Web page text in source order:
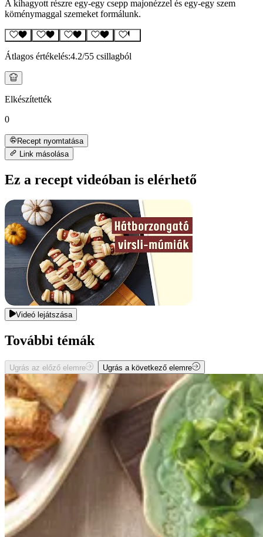
A kihagyott részre egy-egy csepp majonézzel és egy-egy szem
köménymaggal szemeket formálunk.
Átlagos értékelés:4.2/55 csillagból
Elkészítették
0
Recept nyomtatása
Link másolása
Ez a recept videóban is elérhető
Videó lejátszása
További témák
Ugrás az előző elemre Ugrás a következő elemre